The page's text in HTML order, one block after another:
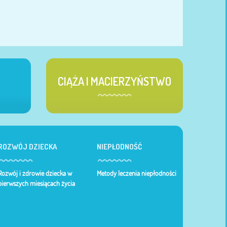
CIĄŻA I MACIERZYŃSTWO
DZIECKA
i zdrowie dziecka w
miesiącach życia
NIEPŁODNOŚĆ
Metody leczenia niepłodności